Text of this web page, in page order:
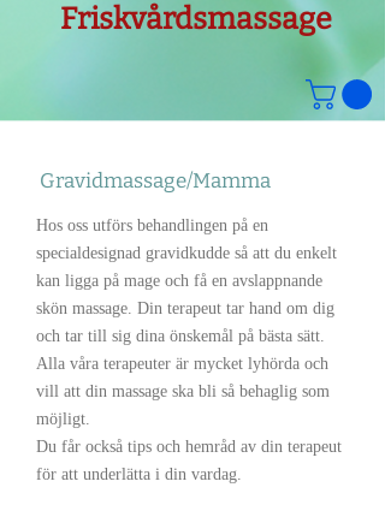
Friskvårdsmassage
Gravidmassage/Mamma
Hos oss utförs behandlingen på en
specialdesignad gravidkudde så att du enkelt
kan ligga på mage och få en avslappnande
skön massage. Din terapeut tar hand om dig
och tar till sig dina önskemål på bästa sätt.
Alla våra terapeuter är mycket lyhörda och
vill att din massage ska bli så behaglig som
möjligt.
Du får också tips och hemråd av din terapeut
för att underlätta i din vardag.